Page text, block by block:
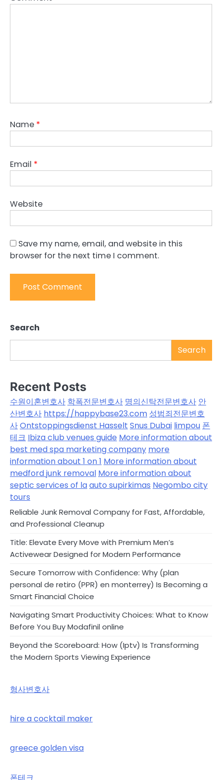
Name *
Email *
Website
Save my name, email, and website in this
browser for the next time I comment.
Search
Search
Recent Posts
수원이혼변호사 학폭전문변호사 명의신탁전문변호사 안
산변호사 https://happybase23.com 성범죄전문변호
사Ontstoppingsdienst Hasselt Snus Dubai limpou 폰
테크 Ibiza club venues guide More information about
best med spa marketing company more
information about 1 on 1 More information about
medford junk removal More information about
septic services of laauto supirkimas Negombo city
tours
Reliable Junk Removal Company for Fast, Affordable,
and Professional Cleanup
Title: Elevate Every Move with Premium Men’s
Activewear Designed for Modern Performance
Secure Tomorrow with Confidence: Why (plan
personal de retiro (PPR) en monterrey) Is Becoming a
Smart Financial Choice
Navigating Smart Productivity Choices: What to Know
Before You Buy Modafinil online
Beyond the Scoreboard: How (Iptv) Is Transforming
the Modern Sports Viewing Experience
형사변호사
hire a cocktail maker
greece golden visa
폰테크